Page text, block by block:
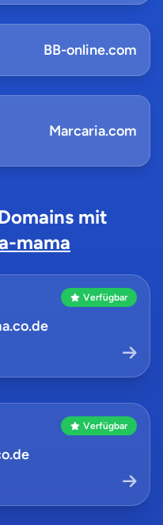
BB-online.com
Marcaria.com
mit
mama
Verfügbar
Verfügbar